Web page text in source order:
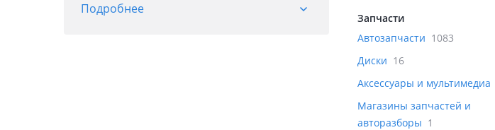
"AUTOMART"
Подробнее
Запчасти
Автозапчасти 1083
Диски 16
Аксессуары и мультимедиа
Магазины запчастей и
авторазборы 1